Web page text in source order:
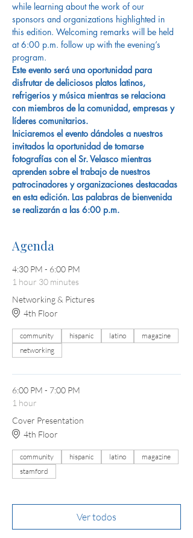
while learning about the work of our
sponsors and organizations highlighted in
this edition. Welcoming remarks will be held
at 6:00 p.m. follow up with the evening’s
program.
Este evento será una oportunidad para
disfrutar de deliciosos platos latinos,
refrigerios y música mientras se relaciona
con miembros de la comunidad, empresas y
líderes comunitarios.
Iniciaremos el evento dándoles a nuestros
invitados la oportunidad de tomarse
fotografías con el Sr. Velasco mientras
aprenden sobre el trabajo de nuestros
patrocinadores y organizaciones destacadas
en esta edición. Las palabras de bienvenida
se realizarán a las 6:00 p.m.
Agenda
4:30 PM - 6:00 PM
1 hour 30 minutes
Networking & Pictures
4th Floor
community hispanic latino
magazine
networking
6:00 PM - 7:00 PM
1 hour
Cover Presentation
4th Floor
community hispanic latino
magazine
stamford
Ver todos